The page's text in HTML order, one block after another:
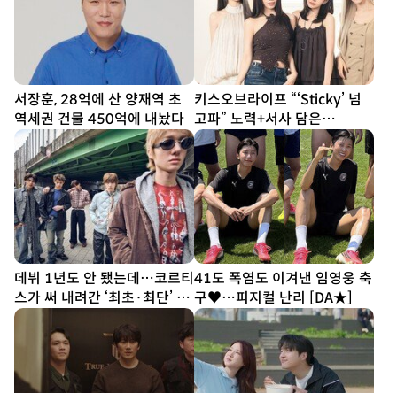
서장훈, 28억에 산 양재역 초
역세권 건물 450억에 내놨다
키스오브라이프 “‘Sticky’ 넘
고파” 노력+서사 담은
‘SWEAT’ [DA인터뷰①]
데뷔 1년도 안 됐는데…코르티
스가 써 내려간 ‘최초·최단’ 기
록
41도 폭염도 이겨낸 임영웅 축
구♥…피지컬 난리 [DA★]